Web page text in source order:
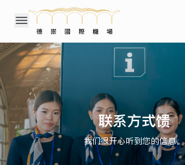
联系方式馈
我们很开心听到您的信息。